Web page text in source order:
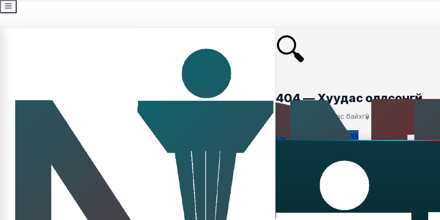
🔍
404 — Хуудас олдсонгүй
Таны хайсан хуудас байхгүй байна.
Нүүр хуудас руу буцах